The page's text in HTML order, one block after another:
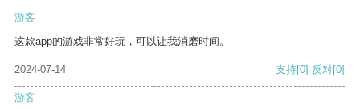
游客
这款app的游戏非常好玩，可以让我消磨时间。
2024-07-14 支持[0] 反对[0]
游客